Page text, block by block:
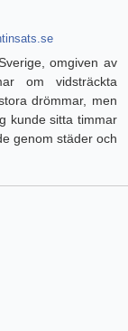
omgiven av
om vidsträckta
drömmar, men
kunde sitta timmar
genom städer och